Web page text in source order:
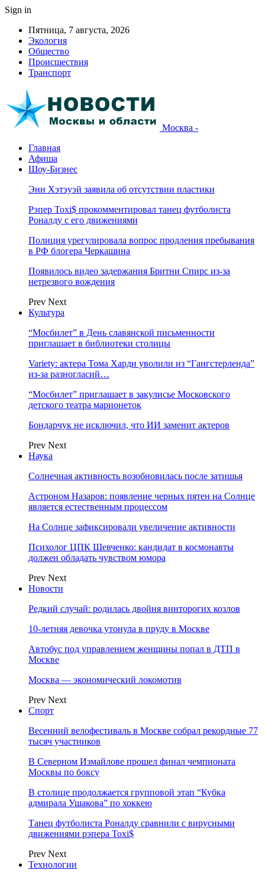
Sign in
Пятница, 7 августа, 2026
Экология
Общество
Происшествия
Транспорт
Москва -
Главная
Афиша
Шоу-Бизнес
Энн Хэтэуэй заявила об отсутствии пластики
Рэпер Toxi$ прокомментировал танец футболиста
Роналду с его движениями
Полиция урегулировала вопрос продления пребывания
в РФ блогера Черкашина
Появилось видео задержания Бритни Спирс из-за
нетрезвого вождения
Prev Next
Культура
“Мосбилет” в День славянской письменности
приглашает в библиотеки столицы
Variety: актера Тома Харди уволили из “Гангстерленда”
из-за разногласий…
“Мосбилет” приглашает в закулисье Московского
детского театра марионеток
Бондарчук не исключил, что ИИ заменит актеров
Prev Next
Наука
Солнечная активность возобновилась после затишья
Астроном Назаров: появление черных пятен на Солнце
является естественным процессом
На Солнце зафиксировали увеличение активности
Психолог ЦПК Шевченко: кандидат в космонавты
должен обладать чувством юмора
Prev Next
Новости
Редкий случай: родилась двойня винторогих козлов
10-летняя девочка утонула в пруду в Москве
Автобус под управлением женщины попал в ДТП в
Москве
Москва — экономический локомотив
Prev Next
Спорт
Весенний велофестиваль в Москве собрал рекордные 77
тысяч участников
В Северном Измайлове прошел финал чемпионата
Москвы по боксу
В столице продолжается групповой этап “Кубка
адмирала Ушакова” по хоккею
Танец футболиста Роналду сравнили с вирусными
движениями рэпера Toxi$
Prev Next
Технологии